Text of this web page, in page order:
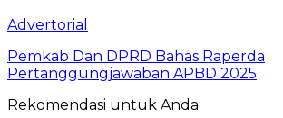
Advertorial
Pemkab Dan DPRD Bahas Raperda
Pertanggungjawaban APBD 2025
Rekomendasi untuk Anda